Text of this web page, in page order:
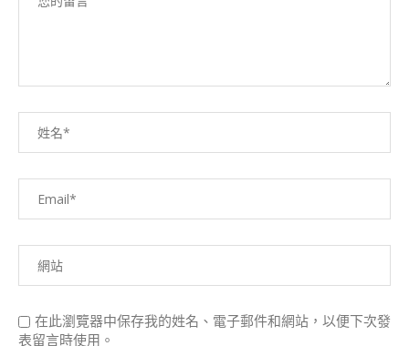
在此瀏覽器中保存我的姓名、電子郵件和網站，以便下次發
表留言時使用。